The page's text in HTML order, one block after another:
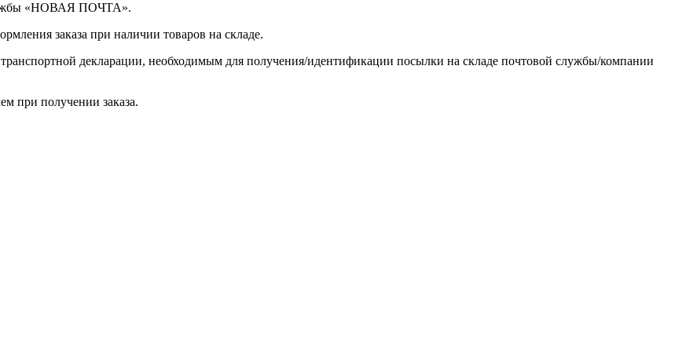
«НОВАЯ ПОЧТА».
заказа при наличии товаров на складе.
декларации, необходимым для получения/идентификации посылки на складе почтовой службы/компании
при получении заказа.